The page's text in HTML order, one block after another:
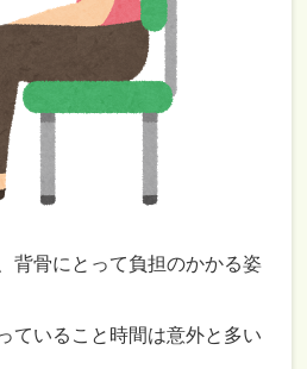
背骨にとって負担のかかる姿
ていること時間は意外と多い